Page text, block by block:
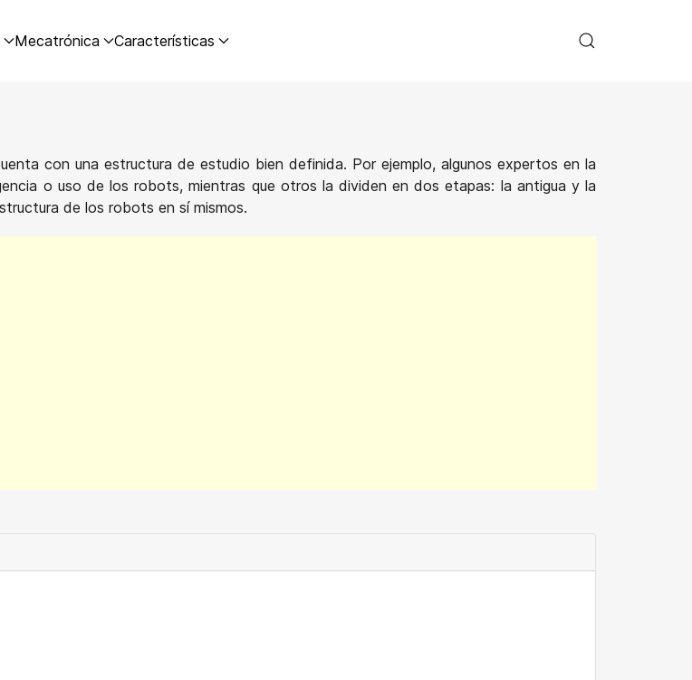
Mecatrónica Características
con una estructura de estudio bien definida. Por ejemplo, algunos expertos en la
o uso de los robots, mientras que otros la dividen en dos etapas: la antigua y la
de los robots en sí mismos.